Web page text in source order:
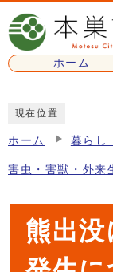
ページの先頭です
ホーム
現在位置
ホーム 暮らし
害虫・害獣・外来
熊出